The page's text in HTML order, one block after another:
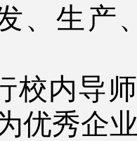
、生产
校内导
优秀企